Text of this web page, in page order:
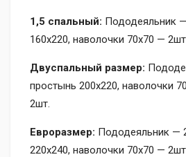
1,5 спальный: Пододеяльник
160х220, наволочки 70х70 — 2шт.
Двуспальный размер:
простынь 200х220, наволочки
2шт.
Евроразмер: Пододеяльник —
220х240, наволочки 70х70 —